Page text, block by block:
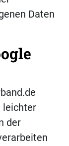
Daten
leichter
der